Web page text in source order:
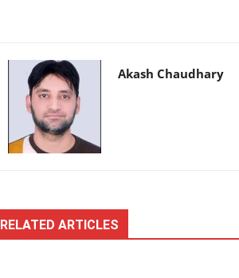
Akash Chaudhary
RELATED ARTICLES